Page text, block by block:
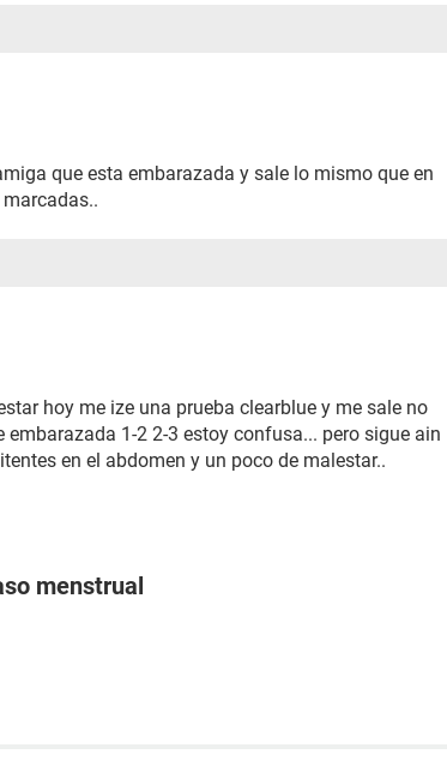
que esta embarazada y sale lo mismo que en
hoy me ize una prueba clearblue y me sale no
1-2 2-3 estoy confusa... pero sigue ain
en el abdomen y un poco de malestar..
menstrual